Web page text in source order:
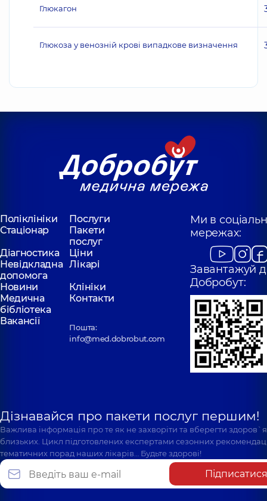
Глюкагон
Глюкоза у венозній крові випадкове визначення
Поліклініки
Послуги
Стаціонар
Пакети
послуг
Діагностика
Ціни
Невідкладна
допомога
Лікарі
Новини
Клініки
Медична
бібліотека
Контакти
Вакансії
Пошта:
info@med.dobrobut.com
Ми в
мережах:
Завантажуй
Добробут:
Дізнавайся про пакети послуг першим!
Важлива інформація про те як не захворіти та вберегти
близьких. Цикл підготовлених експертами сезонних
тематичних порад наших лікарів… Будьте здорові!
Підписатися